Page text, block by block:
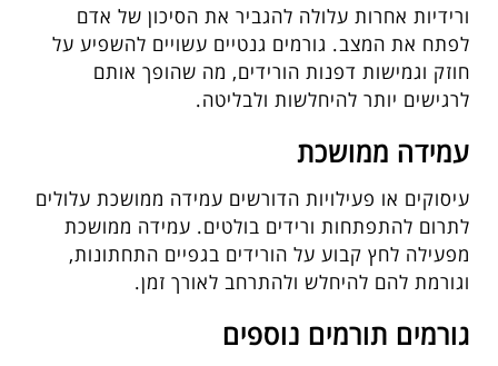
ורידיות אחרות עלולה להגביר את הסיכון של אדם
לפתח את המצב. גורמים גנטיים עשויים להשפיע על
חוזק וגמישות דפנות הורידים, מה שהופך אותם
לרגישים יותר להיחלשות ולבליטה.
עמידה ממושכת
עיסוקים או פעילויות הדורשים עמידה ממושכת עלולים
לתרום להתפתחות ורידים בולטים. עמידה ממושכת
מפעילה לחץ קבוע על הורידים בגפיים התחתונות,
וגורמת להם להיחלש ולהתרחב לאורך זמן.
גורמים תורמים נוספים